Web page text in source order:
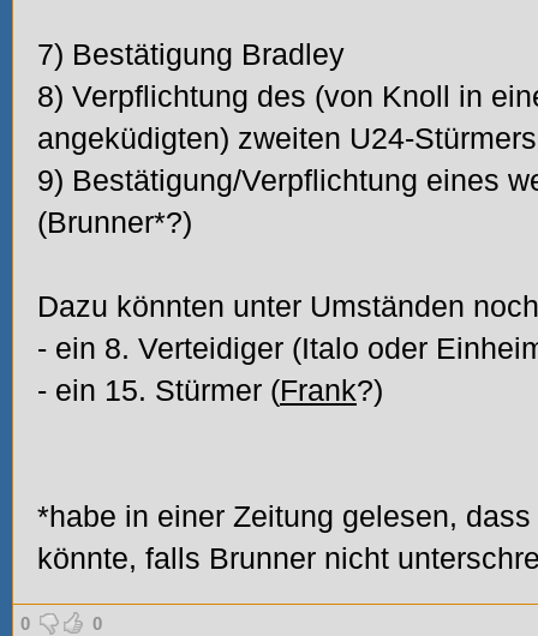
7) Bestätigung Bradley
8) Verpflichtung des (von Knoll in
angeküdigten) zweiten U24-Stürmers
9) Bestätigung/Verpflichtung eines
(Brunner*?)
Dazu könnten unter Umständen
- ein 8. Verteidiger (Italo oder
- ein 15. Stürmer (Frank?)
*habe in einer Zeitung gelesen,
könnte, falls Brunner nicht
0 0